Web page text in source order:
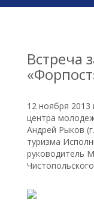
Встреча
12 ноября
центра
Андрей Рыков
туризма
руководитель